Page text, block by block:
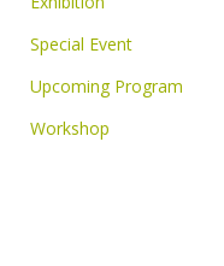
Special Event
Upcoming Program
Workshop